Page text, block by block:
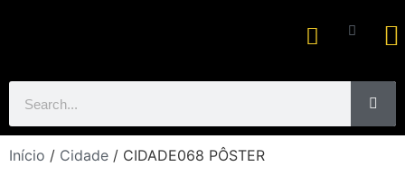
Início / Cidade / CIDADE068 PÔSTER